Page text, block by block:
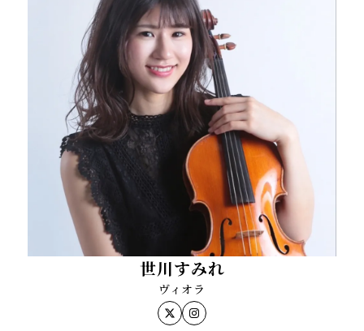
これまでにヴィオラを恵谷真紀子、渡邉信一郎、坂口
弦太郎の各氏に師事。
現在は室内楽やオーケストラでの客演、ライブサポー
ト、武蔵野音楽大学研修員として演奏活動を行う。
世川すみれ
ヴィオラ